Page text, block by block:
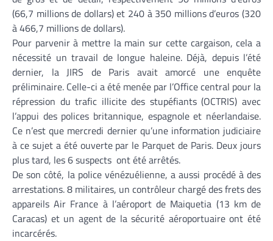
(66,7 millions de dollars) et 240 à 350 millions d’euros (320
à 466,7 millions de dollars).
Pour parvenir à mettre la main sur cette cargaison, cela a
nécessité un travail de longue haleine. Déjà, depuis l’été
dernier, la JIRS de Paris avait amorcé une enquête
préliminaire. Celle-ci a été menée par l’Office central pour la
répression du trafic illicite des stupéfiants (OCTRIS) avec
l’appui des polices britannique, espagnole et néerlandaise.
Ce n’est que mercredi dernier qu’une information judiciaire
à ce sujet a été ouverte par le Parquet de Paris. Deux jours
plus tard, les 6 suspects ont été arrêtés.
De son côté, la police vénézuélienne, a aussi procédé à des
arrestations. 8 militaires, un contrôleur chargé des frets des
appareils Air France à l’aéroport de Maiquetia (13 km de
Caracas) et un agent de la sécurité aéroportuaire ont été
incarcérés.